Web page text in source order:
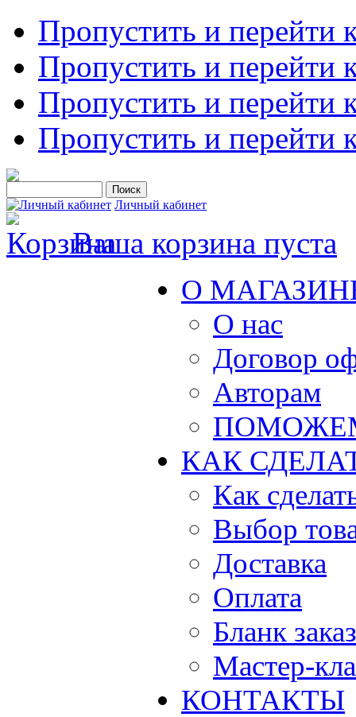
Пропустить и перейти
Пропустить и перейти
Пропустить и перейти
Пропустить и перейти
Личный кабинет
Ваша корзина пуста
О
О нас
Договор
Авторам
КАК
Как
Выбор
Доставка
Оплата
Бланк
Мастер-
КОНТАКТЫ